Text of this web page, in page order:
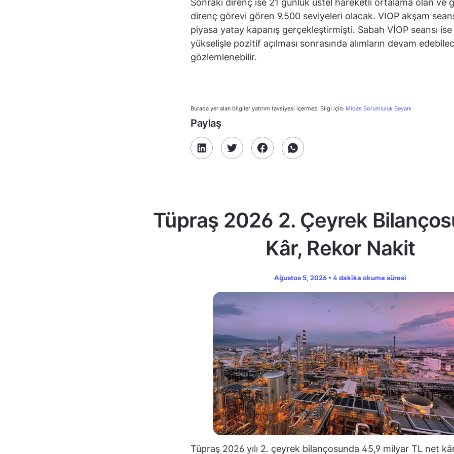
direnç görevi gören 9.500 seviyeleri olacak. VIOP akşam
piyasa yatay kapanış gerçekleştirmişti. Sabah VİOP seansı ise
yükselişle pozitif açılması sonrasında alımların devam
gözlemlenebilir.
Burada yer alan bilgiler yatırım tavsiyesi içermez. Bilgi için: Midas Sorumluluk Beyanı
Paylaş
Tüpraş 2026 2. Çeyrek
Kâr, Rekor Nakit
Ağustos 5, 2026 • 4 dakika okuma süresi
Tüpraş 2026 yılı 2. çeyrek bilançosunda 45,9 milyar TL net